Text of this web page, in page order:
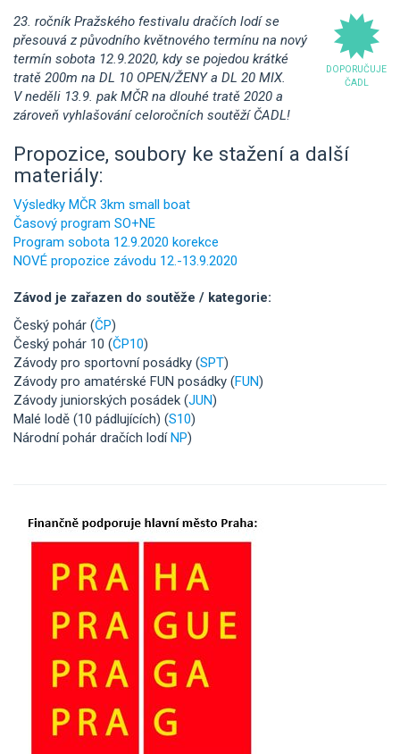
DOPORUČUJE
ČADL
23. ročník Pražského festivalu dračích lodí se
přesouvá z původního květnového termínu na nový
termín sobota 12.9.2020, kdy se pojedou krátké
tratě 200m na DL 10 OPEN/ŽENY a DL 20 MIX.
V neděli 13.9. pak MČR na dlouhé tratě 2020 a
zároveň vyhlašování celoročních soutěží ČADL!
Propozice, soubory ke stažení a další
materiály:
Výsledky MČR 3km small boat
Časový program SO+NE
Program sobota 12.9.2020 korekce
NOVÉ propozice závodu 12.-13.9.2020
Závod je zařazen do soutěže / kategorie:
Český pohár (ČP)
Český pohár 10 (ČP10)
Závody pro sportovní posádky (SPT)
Závody pro amatérské FUN posádky (FUN)
Závody juniorských posádek (JUN)
Malé lodě (10 pádlujících) (S10)
Národní pohár dračích lodíNP)